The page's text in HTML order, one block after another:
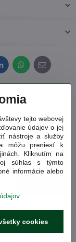
WhatsApp
E-
mail
produkt
8855300
tejto webovej
údajov o jej
nástroje a služby
môžu preniesť k
Kliknutím na
súhlas s týmto
informácie alebo
cookies